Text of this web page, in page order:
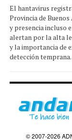
El hantavirus
Provincia de
y presencia incluso
alertan por la alta
y la importancia de
detección temprana.
© 2007-2026